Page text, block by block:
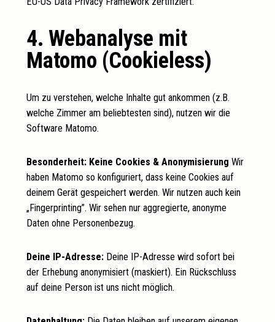
4. Webanalyse mit
Matomo (Cookieless)
Um zu verstehen, welche Inhalte gut ankommen (z.B.
welche Zimmer am beliebtesten sind), nutzen wir die
Software Matomo.
Besonderheit: Keine Cookies & Anonymisierung Wir
haben Matomo so konfiguriert, dass keine Cookies auf
deinem Gerät gespeichert werden. Wir nutzen auch kein
„Fingerprinting”. Wir sehen nur aggregierte, anonyme
Daten ohne Personenbezug.
Deine IP-Adresse:Deine IP-Adresse wird sofort bei
der Erhebung anonymisiert (maskiert). Ein Rückschluss
auf deine Person ist uns nicht möglich.